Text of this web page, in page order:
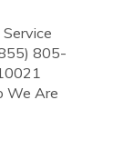
805-
We Are